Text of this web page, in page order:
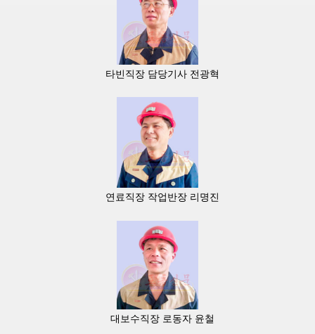
타빈직장 담당기사 전광혁
연료직장 작업반장 리명진
대보수직장 로동자 윤철